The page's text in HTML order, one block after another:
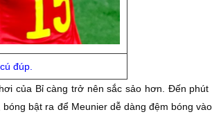
đúp.
của Bỉ càng trở nên sắc sảo hơn. Đến
bật ra để Meunier dễ dàng đệm bóng